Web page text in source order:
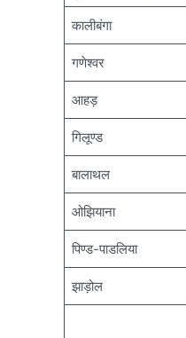
कालीबंगा
गणेश्वर
आहड़
गिलूण्ड
बालाथल
ओझियाना
पिण्ड-पाडलिया
झाड़ोल